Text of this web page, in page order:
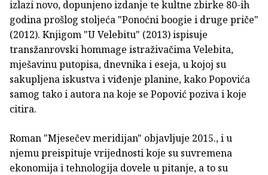
izlazi novo, dopunjeno izdanje te kultne zbirke 80-ih
godina prošlog stoljeća "Ponoćni boogie i druge priče"
(2012). Knjigom "U Velebitu" (2013) ispisuje
transžanrovski hommage istraživačima Velebita,
mješavinu putopisa, dnevnika i eseja, u kojoj su
sakupljena iskustva i viđenje planine, kako Popovića
samog tako i autora na koje se Popović poziva i koje
citira.
Roman "Mjesečev meridijan" objavljuje 2015., i u
njemu preispituje vrijednosti koje su suvremena
ekonomija i tehnologija dovele u pitanje, a to su